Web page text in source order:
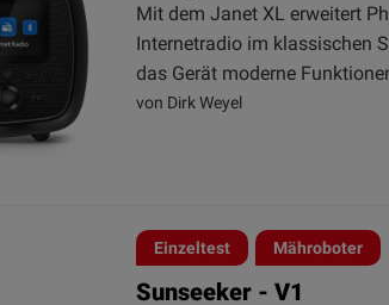
Mit dem Janet XL erweitert
Internetradio im klassischen
das Gerät moderne
von Dirk Weyel
Einzeltest Mähroboter
Sunseeker - V1